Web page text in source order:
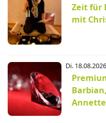
Zeit für
mit
Di.